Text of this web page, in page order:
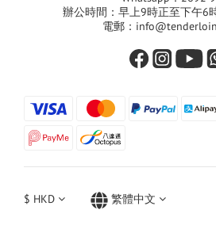
辦公時間：早上9時正至下午6
電郵：
$ HKD 繁體中文